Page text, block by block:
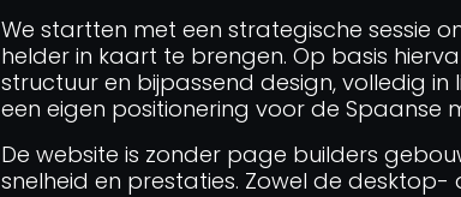
We startten met een strategische sessie
helder in kaart te brengen. Op basis
structuur en bijpassend design, volledig in
een eigen positionering voor de Spaanse
De website is zonder page builders
snelheid en prestaties. Zowel de